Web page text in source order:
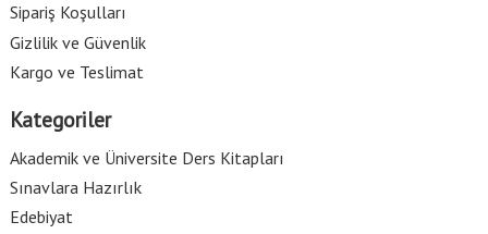
Sipariş Koşulları
Gizlilik ve Güvenlik
Kargo ve Teslimat
Kategoriler
Akademik ve Üniversite Ders Kitapları
Sınavlara Hazırlık
Edebiyat